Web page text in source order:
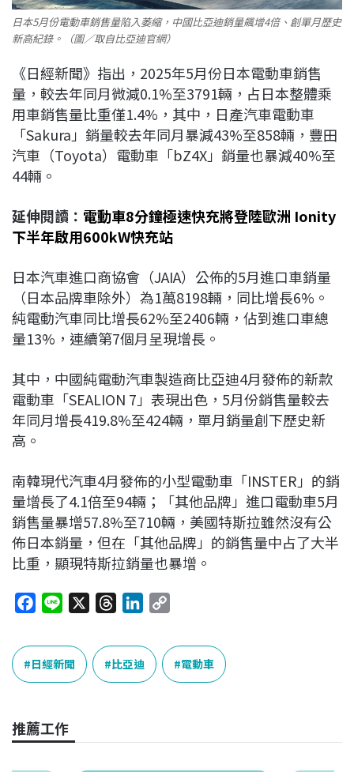
日本5月份電動車銷售量陷入萎縮，中國比亞迪銷量飆增4倍、創單月歷史
新高紀錄。（圖／取自比亞迪官網）
《日經新聞》指出，2025年5月份日本電動車銷售
量，較去年同月微減0.1%至3791輛，占日本整體乘
用車銷售量比重僅1.4%，其中，日產汽車電動車
「Sakura」銷量較去年同月暴減43%至858輛，豐田
汽車（Toyota）電動車「bZ4X」銷量也暴減40%至
44輛。
延伸閱讀： 電動車8分鐘極速快充將登陸歐洲 Ionity
下半年啟用600kW快充站
日本汽車進口商協會（JAIA）公佈的5月進口車銷量
（日本品牌車除外）為1萬8198輛，同比增長6%。
純電動汽車同比增長62%至2406輛，佔到進口車總
量13%，連續第7個月呈現增長。
其中，中國純電動汽車製造商比亞迪4月發佈的新款
電動車「SEALION 7」表現出色，5月份銷售量較去
年同月增長419.8%至424輛，單月銷量創下歷史新
高。
南韓現代汽車4月發佈的小型電動車「INSTER」的銷
量增長了4.1倍至94輛；「其他品牌」進口電動車5月
銷售量暴增57.8%至710輛，美國特斯拉雖然沒有公
佈日本銷量，但在「其他品牌」的銷售量中占了大半
比重，顯現特斯拉銷量也暴增。
c
e
b
o
k
n
e
r
e
a
n
k
e
n
p
y
L
k
日經新聞 比亞迪 電動車
推薦工作